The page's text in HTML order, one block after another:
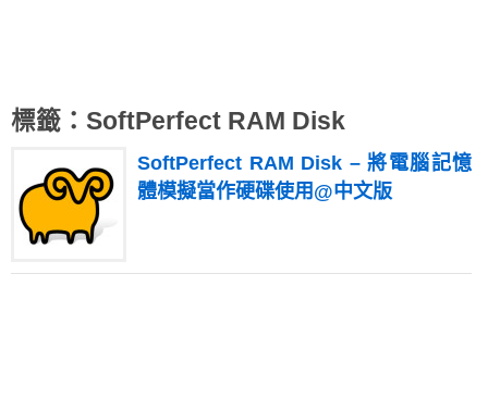
標籤：SoftPerfect RAM Disk
SoftPerfect RAM Disk – 將電腦記憶
體模擬當作硬碟使用@中文版